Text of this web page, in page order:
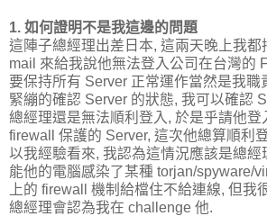
1. 如何證明不是我這邊的問題
這陣子總經理出差日本, 這兩天晚上我都
mail 來給我說他無法登入公司在台灣的
要保持所有 Server 正常運作當然是我職
緊繃的確認 Server 的狀態, 我可以確認
總經理還是無法順利登入, 於是乎請他登
firewall 保護的 Server, 這次他總算順利
以我經驗看來, 我認為這情況應該是總經
能他的電腦感染了某種 torjan/spyware/
上的 firewall 機制給檔住不給連線, 但我
總經理會認為我在 challenge 他.